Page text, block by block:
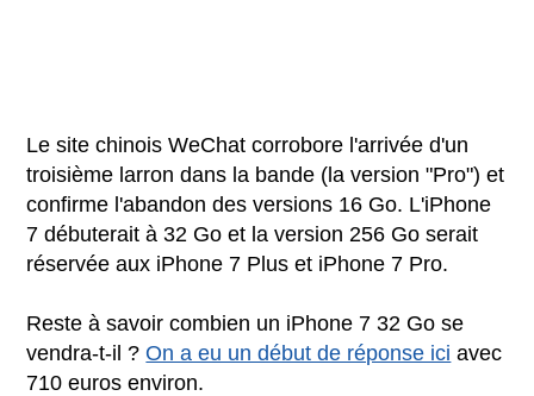
Le site chinois WeChat corrobore l'arrivée d'un
troisième larron dans la bande (la version "Pro") et
confirme l'abandon des versions 16 Go. L'iPhone
7 débuterait à 32 Go et la version 256 Go serait
réservée aux iPhone 7 Plus et iPhone 7 Pro.
Reste à savoir combien un iPhone 7 32 Go se
vendra-t-il ?On a eu un début de réponse ici avec
710 euros environ.